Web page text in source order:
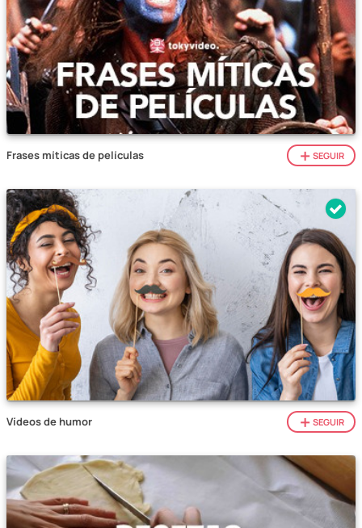
Frases míticas de películas SEGUIR
Vídeos de humor SEGUIR